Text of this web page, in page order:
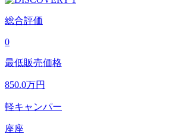
総合評価
0
最低販売価格
850.0万円
軽キャンパー
座座